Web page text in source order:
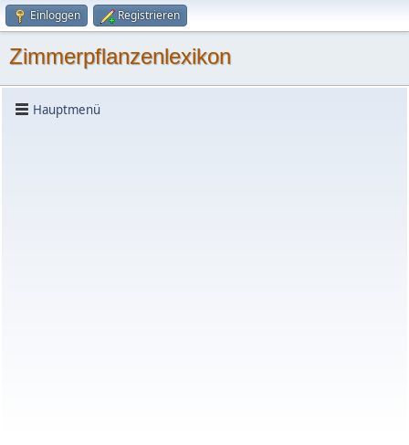
Einloggen Registrieren
Zimmerpflanzenlexikon
Hauptmenü